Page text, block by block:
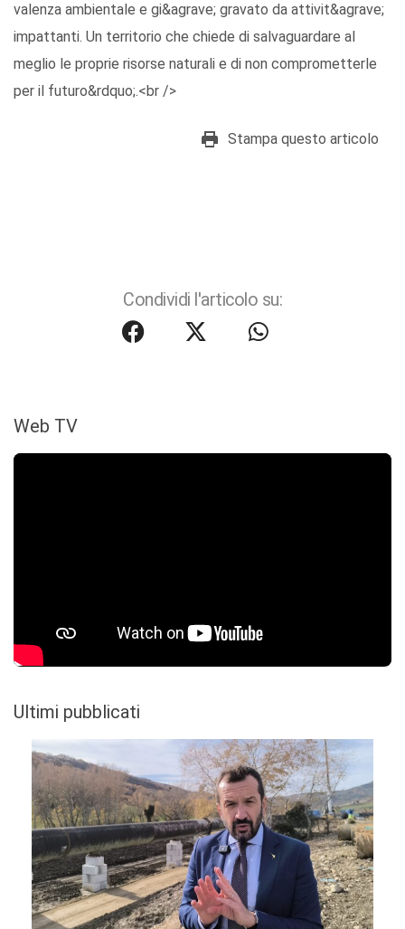
valenza ambientale e gi&agrave; gravato da attivit&agrave;
impattanti. Un territorio che chiede di salvaguardare al
meglio le proprie risorse naturali e di non comprometterle
per il futuro&rdquo;.<br />
Stampa questo articolo
Condividi l'articolo su:
Web TV
Ultimi pubblicati